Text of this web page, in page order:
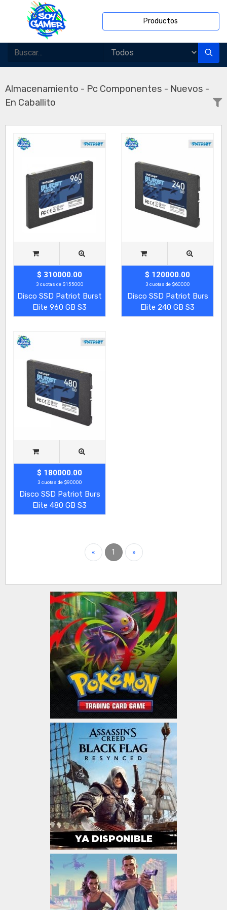
Productos
Almacenamiento - Pc Componentes - Nuevos -
En Caballito
$ 310000.00
3 cuotas de $155000
Disco SSD Patriot Burst
Elite 960 GB S3
$ 120000.00
3 cuotas de $60000
Disco SSD Patriot Burs
Elite 240 GB S3
$ 180000.00
3 cuotas de $90000
Disco SSD Patriot Burs
Elite 480 GB S3
« 1 »